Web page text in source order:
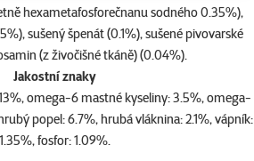
hexametafosforečnanu sodného 0.35%),
sušený špenát (0.1%), sušené pivovarské
(z živočišné tkáně) (0.04%).
Jakostní znaky
omega-6 mastné kyseliny: 3.5%, omega-
popel: 6.7%, hrubá vláknina: 2.1%, vápník:
1.35%, fosfor: 1.09%.